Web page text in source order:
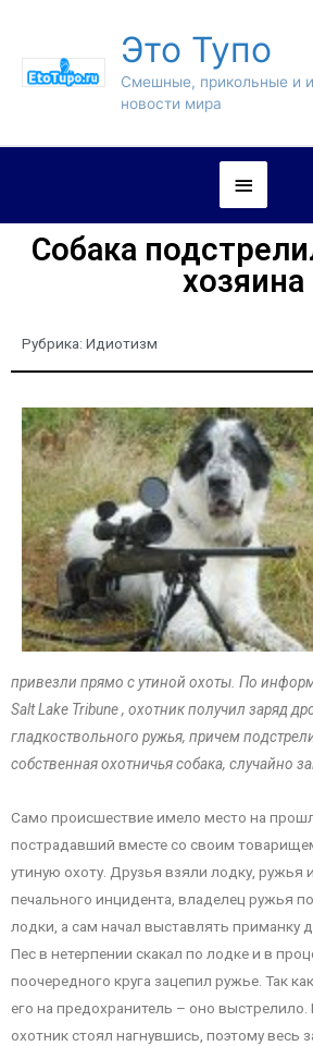
Это Тупо
Смешные, прикольные и
новости мира
Собака
хозяина
Рубрика: Идиотизм
привезли прямо с утиной охоты. По
Salt Lake Tribune , охотник получил заряд
гладкоствольного ружья, причем
собственная охотничья собака, случайно
Само происшествие имело место на
пострадавший вместе со своим
утиную охоту. Друзья взяли лодку, ружья
печального инцидента, владелец ружья
лодки, а сам начал выставлять приманку
Пес в нетерпении скакал по лодке и в
поочередного круга зацепил ружье. Так
его на предохранитель – оно выстрелило.
охотник стоял нагнувшись, поэтому весь